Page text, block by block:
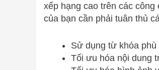
xếp hạng cao trên các
của bạn cần phải tuân thủ
Sử dụng từ khóa
Tối ưu hóa nội dung